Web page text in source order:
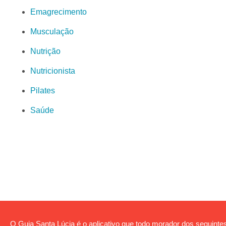
Emagrecimento
Musculação
Nutrição
Nutricionista
Pilates
Saúde
O Guia Santa Lúcia é o aplicativo que todo morador dos